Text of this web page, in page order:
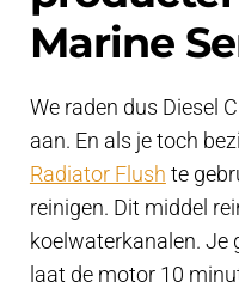
Marine
We raden dus Diesel
aan. En als je toch
Radiator Flush te
reinigen. Dit middel
koelwaterkanalen. Je
laat de motor 10